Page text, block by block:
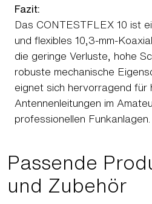
Fazit:
Das CONTESTFLEX 10 ist
und flexibles 10,3-mm-
die geringe Verluste, hohe
robuste mechanische
eignet sich hervorragend für
Antennenleitungen im
professionellen Funkanlagen.
Passende
und Zubehör